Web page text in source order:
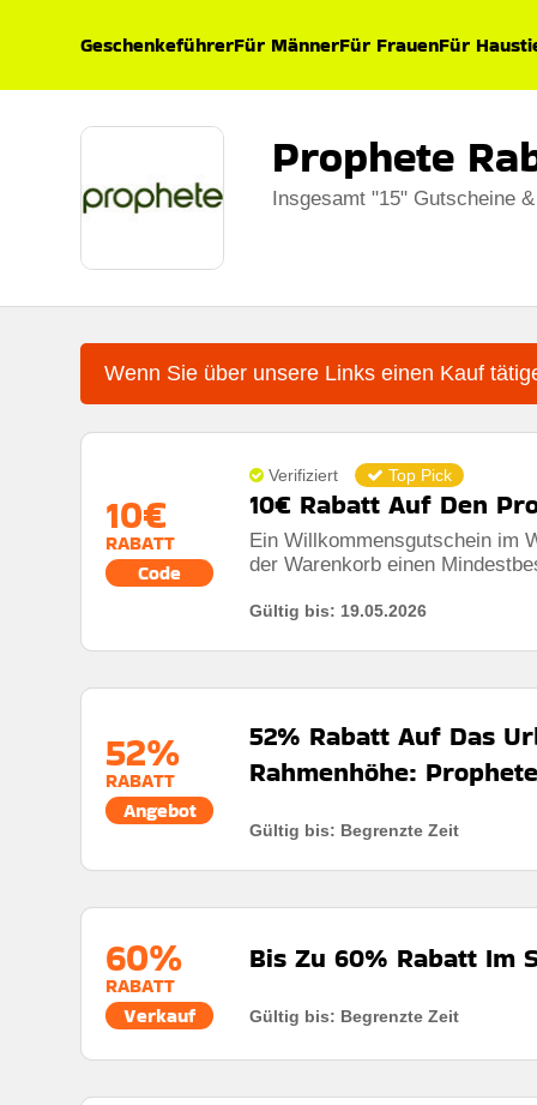
GeschenkeführerFür MännerFür FrauenFür
Prophete
Insgesamt "15" Gutscheine
Wenn Sie über unsere Links einen Kauf
10€
RABATT
Code
Verifiziert Top Pick
10€ Rabatt Auf Den
Ein Willkommensgutschein im
der Warenkorb einen
Gültig bis: 19.05.2026
52%
RABATT
Angebot
52% Rabatt Auf Das
Rahmenhöhe:
Gültig bis: Begrenzte Zeit
Mindestkaufbetrag:Keine mindestausgaben
Berechtigung:Für alle Kunden
Art des Angebots:
Kumulierbar:
60%
RABATT
Verkauf
Bis Zu 60% Rabatt Im
Gültig bis: Begrenzte Zeit
Mindestkaufbetrag:Keine mindestausgaben